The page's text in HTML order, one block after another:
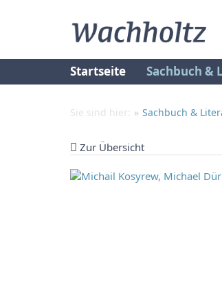
Startseite Sachbuch &
Sie sind hier: Sachbuch &
Zur Übersicht